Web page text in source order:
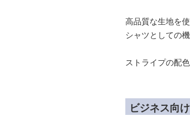
高品質な生地を
シャツとしての
ストライプの配
ビジネス向